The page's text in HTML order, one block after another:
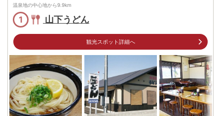
温泉地の中心地から9.9km
1 山下うどん
観光スポット詳細へ